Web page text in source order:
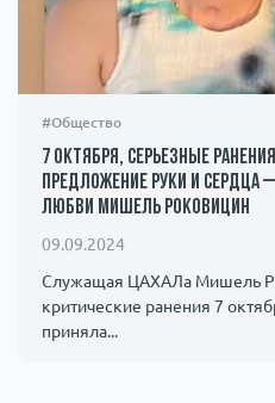
#Общество
7 октября, серьезные
предложение руки и сердца
любви Мишель Роковицин
09.09.2024
Служащая ЦАХАЛа Мишель
критические ранения 7
приняла...